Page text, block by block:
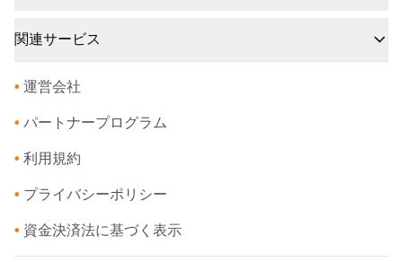
関連サービス
• 運営会社
• パートナープログラム
• 利用規約
• プライバシーポリシー
• 資金決済法に基づく表示